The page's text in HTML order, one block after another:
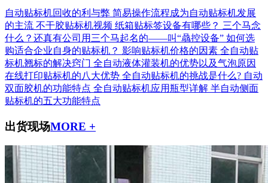
自动贴标机回收的利与弊 简易操作流程成为自动贴标机发展
的主流 不干胶贴标机视频 纸箱贴标签设备有哪些？ 三个马念
什么？还真有公司用三个马起名的——叫“骉控设备” 如何选
购适合企业自身的贴标机？ 影响贴标机价格的因素 全自动贴
标机翘标的解决窍门 全自动液体灌装机的优势以及气泡原因
在线打印贴标机的八大优势 全自动贴标机的挑战是什么? 自动
双面胶机的功能特点 全自动贴标机应用瓶型详解 半自动侧面
贴标机的五大功能特点
出货现场MORE +